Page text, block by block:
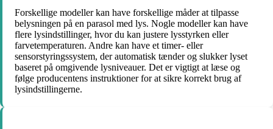
Forskellige modeller kan have forskellige måder at tilpasse
belysningen på en parasol med lys. Nogle modeller kan have
flere lysindstillinger, hvor du kan justere lysstyrken eller
farvetemperaturen. Andre kan have et timer- eller
sensorstyringssystem, der automatisk tænder og slukker lyset
baseret på omgivende lysniveauer. Det er vigtigt at læse og
følge producentens instruktioner for at sikre korrekt brug af
lysindstillingerne.